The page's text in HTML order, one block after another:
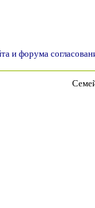
и форума